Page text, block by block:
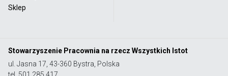
Sklep
Stowarzyszenie Pracownia na rzecz Wszystkich Istot
ul. Jasna 17, 43-360 Bystra, Polska
tel. 501 285 417